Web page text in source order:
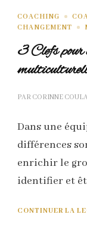
COACHING
CHANGEMENT
3 Clefs pour
PAR CORINNE
Dans une
différences
enrichir le
identifier et
CONTINUER LA